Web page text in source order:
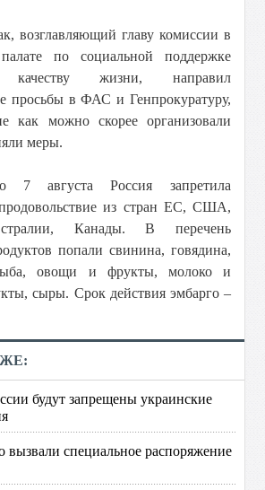
возглавляющий главу комиссии в
по социальной поддержке
жизни, направил
просьбы в ФАС и Генпрокуратуру,
как можно скорее организовали
меры.
7 августа Россия запретила
из стран ЕС, США,
Канады. В перечень
попали свинина, говядина,
овощи и фрукты, молоко и
сыры. Срок действия эмбарго –
будут запрещены украинские
специальное распоряжение